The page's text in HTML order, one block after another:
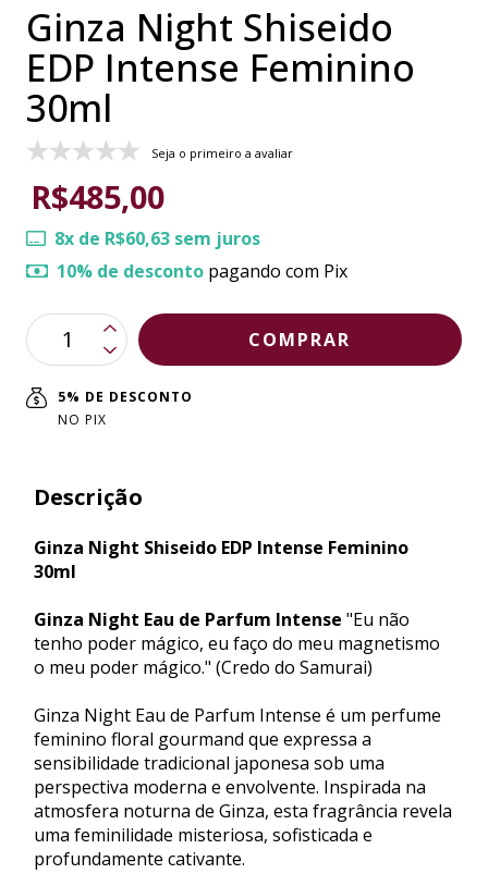
Ginza Night Shiseido
EDP Intense Feminino
30ml
Seja o primeiro a avaliar
R$485,00
8x de R$60,63 sem juros
10% de desconto pagando com Pix
5% DE DESCONTO
NO PIX
Descrição
Ginza Night Shiseido EDP Intense Feminino
30ml
Ginza Night Eau de Parfum Intense "Eu não
tenho poder mágico, eu faço do meu magnetismo
o meu poder mágico." (Credo do Samurai)
Ginza Night Eau de Parfum Intense é um perfume
feminino floral gourmand que expressa a
sensibilidade tradicional japonesa sob uma
perspectiva moderna e envolvente. Inspirada na
atmosfera noturna de Ginza, esta fragrância revela
uma feminilidade misteriosa, sofisticada e
profundamente cativante.